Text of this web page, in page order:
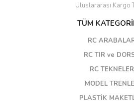
Uluslararası Kargo
TÜM
RC
RC TIR ve
RC TEKNELER
MODEL
PLASTİK